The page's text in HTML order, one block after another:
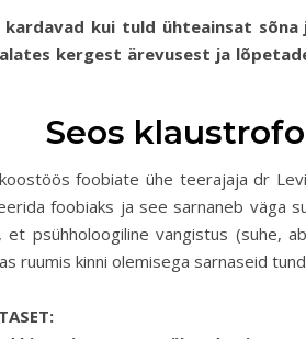
kui tuld ühteainsat sõna
kergest ärevusest ja
Seos
foobiate ühe teerajaja dr
foobiaks ja see sarnaneb väga
psühholoogiline vangistus (suhe,
ruumis kinni olemisega sarnaseid